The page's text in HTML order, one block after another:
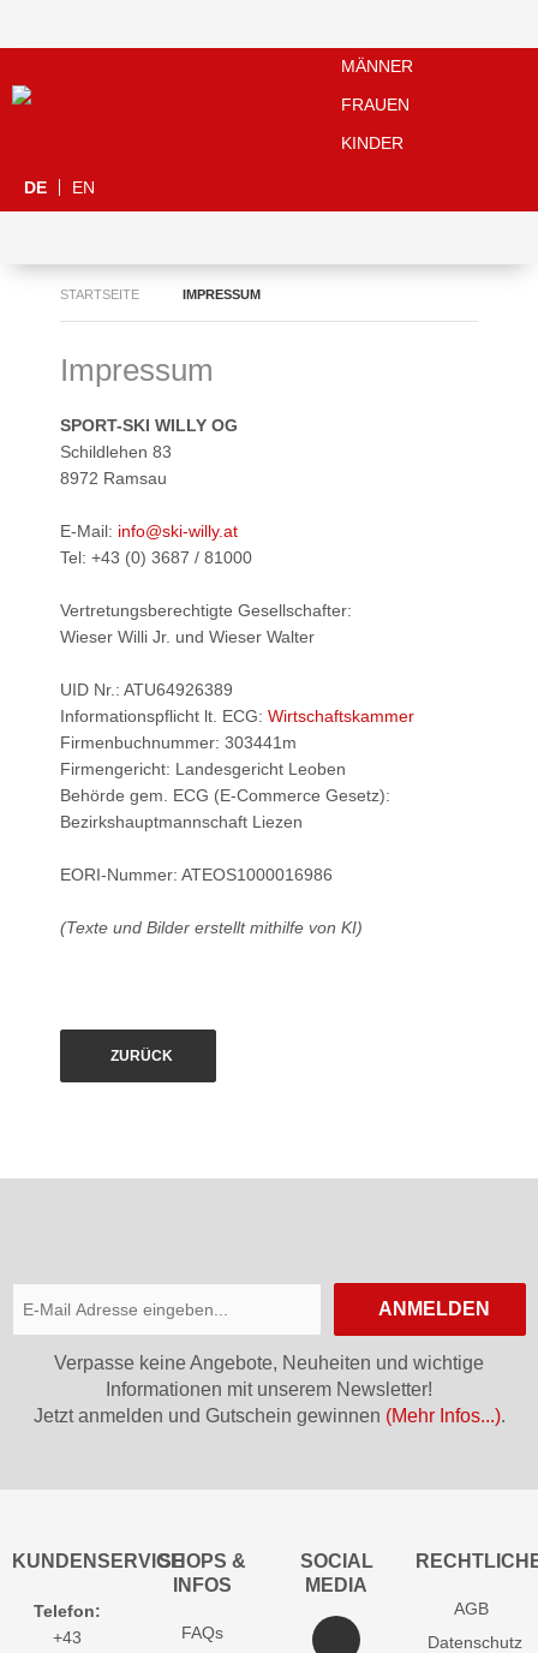
MÄNNER
FRAUEN
KINDER
DE EN
STARTSEITE IMPRESSUM
Impressum
SPORT-SKI WILLY OG
Schildlehen 83
8972 Ramsau
E-Mail: info@ski-willy.at
Tel: +43 (0) 3687 / 81000
Vertretungsberechtigte Gesellschafter:
Wieser Willi Jr. und Wieser Walter
UID Nr.: ATU64926389
Informationspflicht lt. ECG: Wirtschaftskammer
Firmenbuchnummer: 303441m
Firmengericht: Landesgericht Leoben
Behörde gem. ECG (E-Commerce Gesetz):
Bezirkshauptmannschaft Liezen
EORI-Nummer: ATEOS1000016986
(Texte und Bilder erstellt mithilfe von KI)
ZURÜCK
ANMELDEN
Verpasse keine Angebote, Neuheiten und wichtige
Informationen mit unserem Newsletter!
Jetzt anmelden und Gutschein gewinnen (Mehr Infos...).
KUNDENSERVICE
Telefon:
+43
SHOPS &
INFOS
FAQs
SOCIAL
MEDIA
AGB
Datenschutz